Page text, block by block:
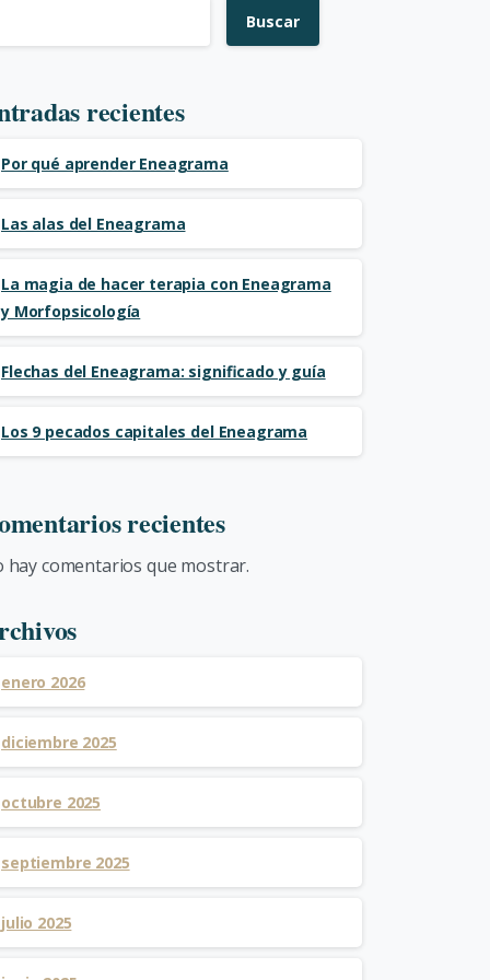
Buscar
recientes
Por qué aprender Eneagrama
Las alas del Eneagrama
La magia de hacer terapia con Eneagrama
y Morfopsicología
Flechas del Eneagrama: significado y guía
Los 9 pecados capitales del Eneagrama
recientes
hay comentarios que mostrar.
enero 2026
diciembre 2025
octubre 2025
septiembre 2025
julio 2025